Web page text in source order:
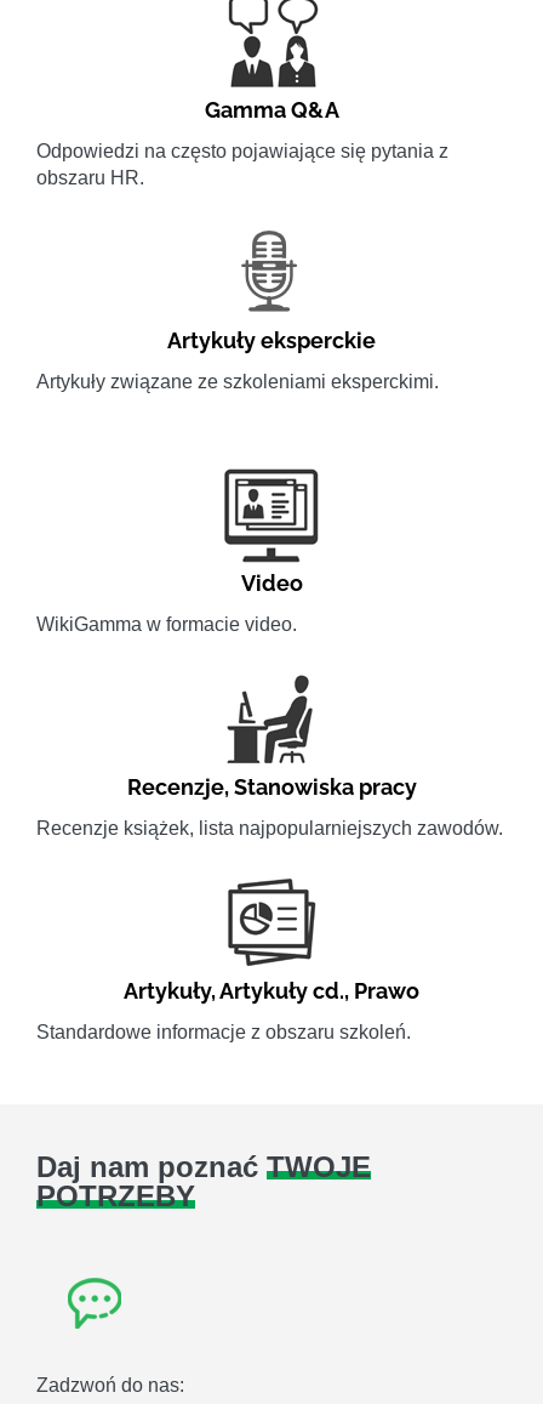
Gamma Q&A
Odpowiedzi na często pojawiające się pytania z
obszaru HR.
Artykuły eksperckie
Artykuły związane ze szkoleniami eksperckimi.
Video
WikiGamma w formacie video.
Recenzje,Stanowiska pracy
Recenzje książek, lista najpopularniejszych zawodów.
Artykuły,Artykuły cd., Prawo
Standardowe informacje z obszaru szkoleń.
Daj nam poznać TWOJE
POTRZEBY
Zadzwoń do nas: